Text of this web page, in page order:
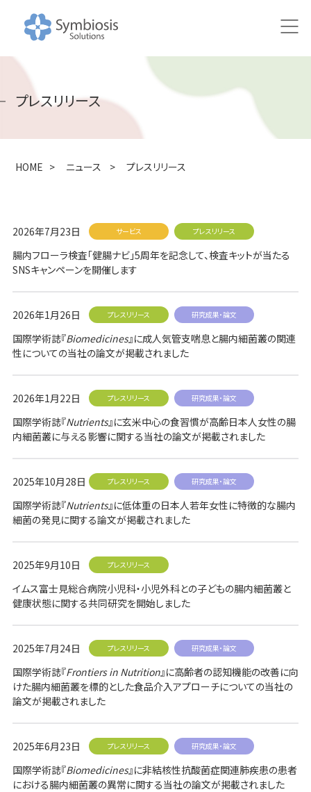
プレスリリース
HOME > ニュース > プレスリリース
2026年7月23日 サービス プレスリリース
腸内フローラ検査「健腸ナビ」5周年を記念して、検査キットが当たる
SNSキャンペーンを開催します
2026年1月26日 プレスリリース 研究成果・論文
国際学術誌『Biomedicines』に成人気管支喘息と腸内細菌叢の関連
性についての当社の論文が掲載されました
2026年1月22日 プレスリリース 研究成果・論文
国際学術誌『Nutrients』に玄米中心の食習慣が高齢日本人女性の腸
内細菌叢に与える影響に関する当社の論文が掲載されました
2025年10月28日 プレスリリース 研究成果・論文
国際学術誌『Nutrients』に低体重の日本人若年女性に特徴的な腸内
細菌の発見に関する論文が掲載されました
2025年9月10日 プレスリリース
イムス富士見総合病院小児科・小児外科との子どもの腸内細菌叢と
健康状態に関する共同研究を開始しました
2025年7月24日 プレスリリース 研究成果・論文
国際学術誌『Frontiers in Nutrition』に高齢者の認知機能の改善に向
けた腸内細菌叢を標的とした食品介入アプローチについての当社の
論文が掲載されました
2025年6月23日 プレスリリース 研究成果・論文
国際学術誌『Biomedicines』に非結核性抗酸菌症関連肺疾患の患者
における腸内細菌叢の異常に関する当社の論文が掲載されました
HOME
研究アプローチ
共同研究の取り組み
研究成果・論文
事業内容
SYMGRAM
健腸ナビ
医食品
受託検査・受託研究
共同研究
会社情報
会社概要
アドバイザリーボード
採用情報
お問い合わせ